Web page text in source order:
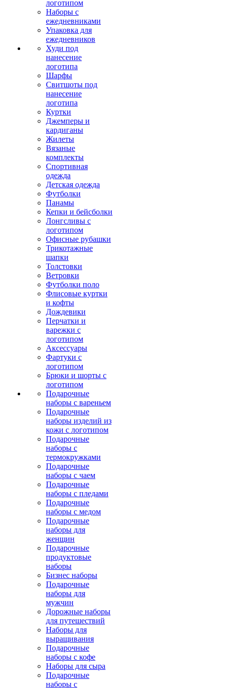
логотипом
Наборы с
ежедневниками
Упаковка для
ежедневников
Худи под
нанесение
логотипа
Шарфы
Свитшоты под
нанесение
логотипа
Куртки
Джемперы и
кардиганы
Жилеты
Вязаные
комплекты
Спортивная
одежда
Детская одежда
Футболки
Панамы
Кепки и бейсболки
Лонгсливы с
логотипом
Офисные рубашки
Трикотажные
шапки
Толстовки
Ветровки
Футболки поло
Флисовые куртки
и кофты
Дождевики
Перчатки и
варежки с
логотипом
Аксессуары
Фартуки с
логотипом
Брюки и шорты с
логотипом
Подарочные
наборы с вареньем
Подарочные
наборы изделий из
кожи с логотипом
Подарочные
наборы с
термокружками
Подарочные
наборы с чаем
Подарочные
наборы с пледами
Подарочные
наборы с медом
Подарочные
наборы для
женщин
Подарочные
продуктовые
наборы
Бизнес наборы
Подарочные
наборы для
мужчин
Дорожные наборы
для путешествий
Наборы для
выращивания
Подарочные
наборы с кофе
Наборы для сыра
Подарочные
наборы с